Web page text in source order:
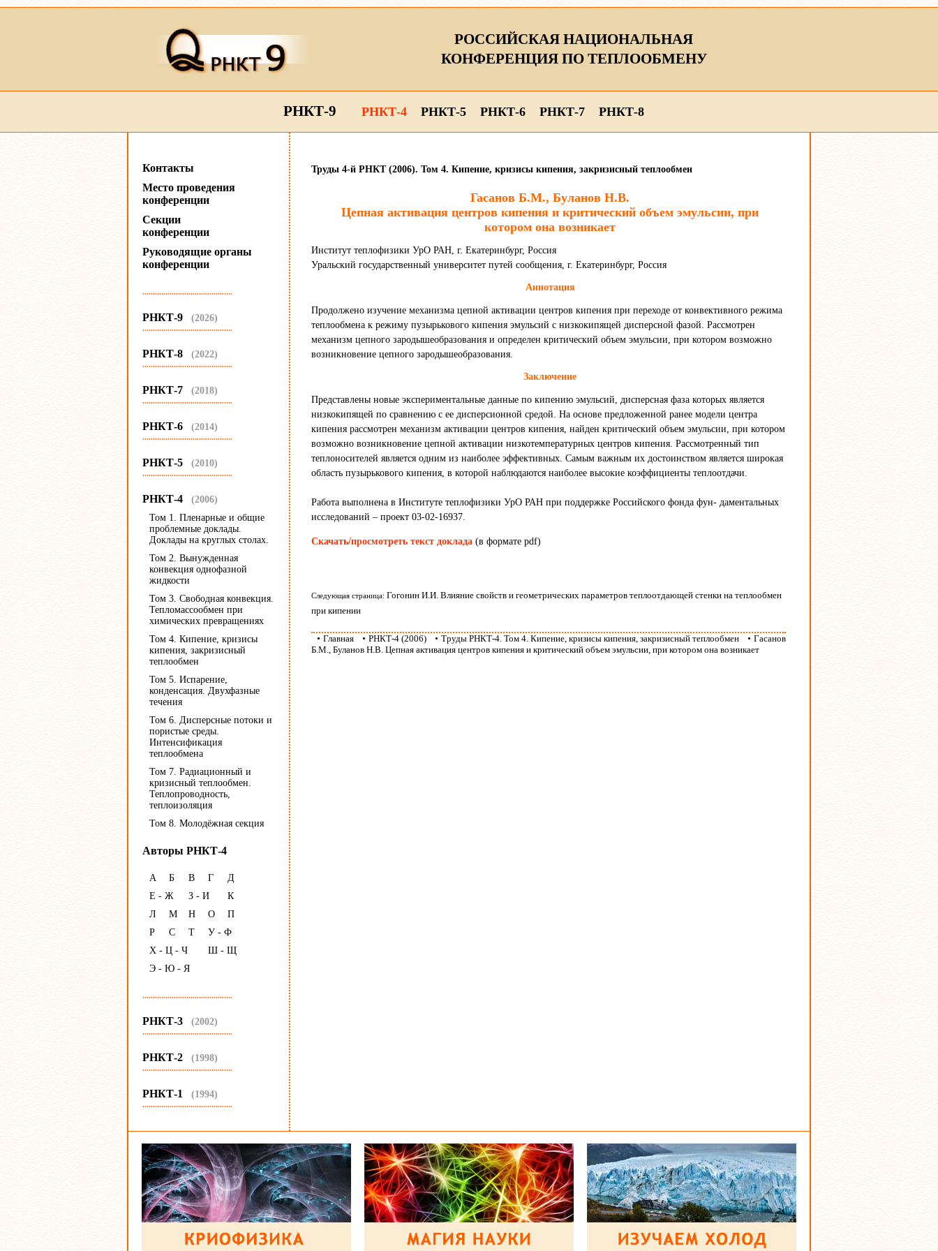
РОССИЙСКАЯ НАЦИОНАЛЬНАЯ
КОНФЕРЕНЦИЯ ПО ТЕПЛООБМЕНУ
РНКТ-9 РНКТ-4 РНКТ-5 РНКТ-6 РНКТ-7 РНКТ-8
Контакты
Место проведения
конференции
Секции
конференции
Руководящие органы
конференции
...........................................
РНКТ-9 (2026)
...........................................
РНКТ-8 (2022)
...........................................
РНКТ-7 (2018)
...........................................
РНКТ-6 (2014)
...........................................
РНКТ-5 (2010)
...........................................
РНКТ-4 (2006)
Том 1. Пленарные и общие
проблемные доклады.
Доклады на круглых столах.
Том 2. Вынужденная
конвекция однофазной
жидкости
Том 3. Свободная конвекция.
Тепломассообмен при
химических превращениях
Том 4. Кипение, кризисы
кипения, закризисный
теплообмен
Том 5. Испарение,
конденсация. Двухфазные
течения
Том 6. Дисперсные потоки и
пористые среды.
Интенсификация
теплообмена
Том 7. Радиационный и
кризисный теплообмен.
Теплопроводность,
теплоизоляция
Том 8. Молодёжная секция
Авторы РНКТ-4
А Б В Г
Д
Е - Ж
З - И
К
Л
М Н О
П
Р
С Т
У - Ф
Х - Ц - Ч
Ш - Щ
Э - Ю - Я
...........................................
РНКТ-3 (2002)
...........................................
РНКТ-2 (1998)
...........................................
РНКТ-1 (1994)
...........................................
Труды 4-й РНКТ (2006). Том 4. Кипение, кризисы кипения, закризисный теплообмен
Гасанов Б.М., Буланов Н.В.
Цепная активация центров кипения и критический объем эмульсии, при
котором она возникает
Институт теплофизики УрО РАН, г. Екатеринбург, Россия
Уральский государственный университет путей сообщения, г. Екатеринбург, Россия
Аннотация
Продолжено изучение механизма цепной активации центров кипения при переходе от конвективного режима
теплообмена к режиму пузырькового кипения эмульсий с низкокипящей дисперсной фазой. Рассмотрен
механизм цепного зародышеобразования и определен критический объем эмульсии, при котором возможно
возникновение цепного зародышеобразования.
Заключение
Представлены новые экспериментальные данные по кипению эмульсий, дисперсная фаза которых является
низкокипящей по сравнению с ее дисперсионной средой. На основе предложенной ранее модели центра
кипения рассмотрен механизм активации центров кипения, найден критический объем эмульсии, при котором
возможно возникновение цепной активации низкотемпературных центров кипения. Рассмотренный тип
теплоносителей является одним из наиболее эффективных. Самым важным их достоинством является широкая
область пузырькового кипения, в которой наблюдаются наиболее высокие коэффициенты теплоотдачи.
Работа выполнена в Институте теплофизики УрО РАН при поддержке Российского фонда фун- даментальных
исследований – проект 03-02-16937.
Скачать/просмотреть текст доклада (в формате pdf)
Следующая страница: Гогонин И.И. Влияние свойств и геометрических параметров теплоотдающей стенки на теплообмен
при кипении
• Главная • РНКТ-4 (2006) • Труды РНКТ-4. Том 4. Кипение, кризисы кипения, закризисный теплообмен • Гасанов
Б.М., Буланов Н.В. Цепная активация центров кипения и критический объем эмульсии, при котором она возникает